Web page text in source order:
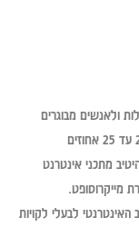
ולאנשים מבוגרים
לגלוש באותה רמה של יעילות והנאה ככל הגולשים, כ- 20 עד 25 אחוזים
מתכני אינטרנט
האינטרנטי לבעלי לקויות